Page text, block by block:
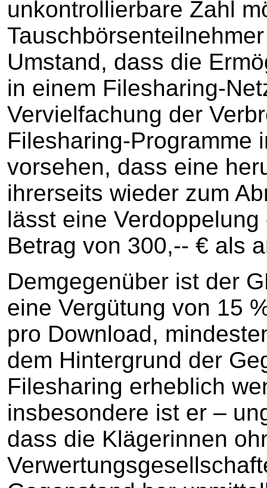
unkontrollierbare Zahl
Umstand, dass die
in einem Filesharing-
Vervielfachung der
Filesharing-Programme
vorsehen, dass eine
ihrerseits wieder zum
lässt eine
Betrag von 300,-- € als
Demgegenüber ist der
eine Vergütung von 15
pro Download,
dem Hintergrund der
Filesharing erheblich
insbesondere ist er –
dass die Klägerinnen